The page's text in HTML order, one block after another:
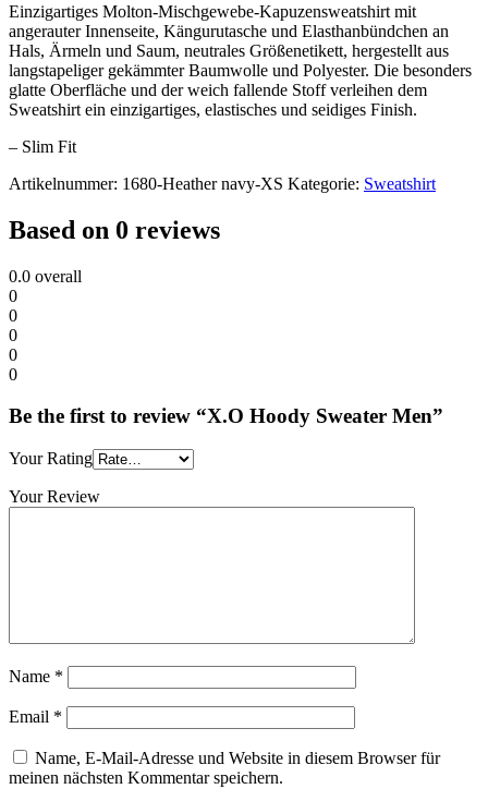
Einzigartiges Molton-Mischgewebe-Kapuzensweatshirt mit
angerauter Innenseite, Kängurutasche und Elasthanbündchen an
Hals, Ärmeln und Saum, neutrales Größenetikett, hergestellt aus
langstapeliger gekämmter Baumwolle und Polyester. Die besonders
glatte Oberfläche und der weich fallende Stoff verleihen dem
Sweatshirt ein einzigartiges, elastisches und seidiges Finish.
– Slim Fit
Artikelnummer: 1680-Heather navy-XS Kategorie: Sweatshirt
Based on 0 reviews
0.0 overall
0
0
0
0
0
Be the first to review “X.O Hoody Sweater Men”
Your Rating
Your Review
Name *
Email *
Name, E-Mail-Adresse und Website in diesem Browser für
meinen nächsten Kommentar speichern.